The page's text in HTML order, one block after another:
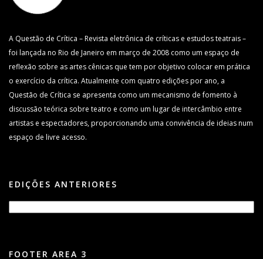
A Questão de Crítica – Revista eletrônica de críticas e estudos teatrais –
foi lançada no Rio de Janeiro em março de 2008 como um espaço de
reflexão sobre as artes cênicas que tem por objetivo colocar em prática
o exercício da crítica. Atualmente com quatro edições por ano, a
Questão de Crítica se apresenta como um mecanismo de fomento à
discussão teórica sobre teatro e como um lugar de intercâmbio entre
artistas e espectadores, proporcionando uma convivência de ideias num
espaço de livre acesso.
EDIÇÕES ANTERIORES
FOOTER AREA 3